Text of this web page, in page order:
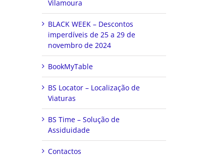
Vilamoura
BLACK WEEK – Descontos
imperdíveis de 25 a 29 de
novembro de 2024
BookMyTable
BS Locator – Localização de
Viaturas
BS Time – Solução de
Assiduidade
Contactos